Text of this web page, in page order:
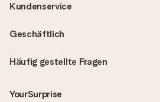
Häufig gestellte Fragen
YourSurprise
Kundenservice
Geschäftlich